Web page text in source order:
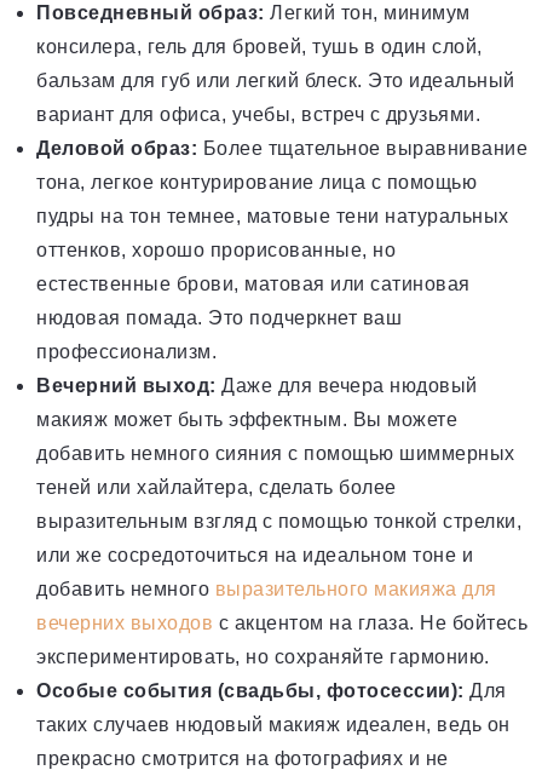
Повседневный образ: Легкий тон, минимум
консилера, гель для бровей, тушь в один слой,
бальзам для губ или легкий блеск. Это идеальный
вариант для офиса, учебы, встреч с друзьями.
Деловой образ: Более тщательное выравнивание
тона, легкое контурирование лица с помощью
пудры на тон темнее, матовые тени натуральных
оттенков, хорошо прорисованные, но
естественные брови, матовая или сатиновая
нюдовая помада. Это подчеркнет ваш
профессионализм.
Вечерний выход: Даже для вечера нюдовый
макияж может быть эффектным. Вы можете
добавить немного сияния с помощью шиммерных
теней или хайлайтера, сделать более
выразительным взгляд с помощью тонкой стрелки,
или же сосредоточиться на идеальном тоне и
добавить немного выразительного макияжа для
вечерних выходов с акцентом на глаза. Не бойтесь
экспериментировать, но сохраняйте гармонию.
Особые события (свадьбы, фотосессии): Для
таких случаев нюдовый макияж идеален, ведь он
прекрасно смотрится на фотографиях и не